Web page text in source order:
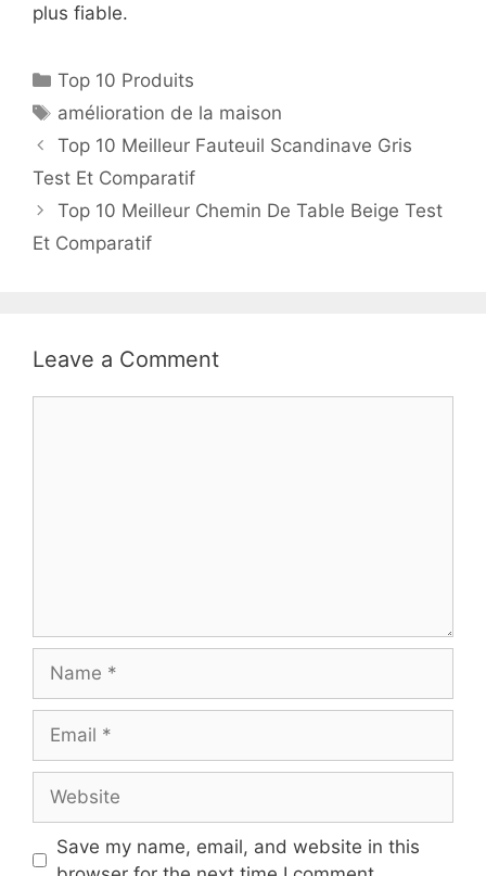
plus fiable.
Top 10 Produits
amélioration de la maison
Top 10 Meilleur Fauteuil Scandinave Gris
Test Et Comparatif
Top 10 Meilleur Chemin De Table Beige Test
Et Comparatif
Leave a Comment
Save my name, email, and website in this